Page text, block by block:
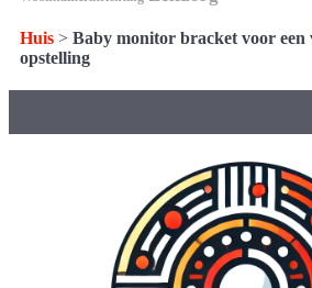
Huis > Baby monitor bracket voor een
opstelling